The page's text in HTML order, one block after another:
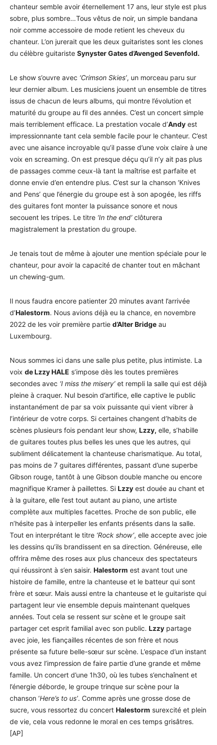
chanteur semble avoir éternellement 17 ans, leur style est plus
sobre, plus sombre…Tous vêtus de noir, un simple bandana
noir comme accessoire de mode retient les cheveux du
chanteur. L’on jurerait que les deux guitaristes sont les clones
du célèbre guitariste Synyster Gates d’Avenged Sevenfold.
Le show s’ouvre avec ‘Crimson Skies’, un morceau paru sur
leur dernier album. Les musiciens jouent un ensemble de titres
issus de chacun de leurs albums, qui montre l’évolution et
maturité du groupe au fil des années. C’est un concert simple
mais terriblement efficace. La prestation vocale d’Andy est
impressionnante tant cela semble facile pour le chanteur. C’est
avec une aisance incroyable qu’il passe d’une voix claire à une
voix en screaming. On est presque déçu qu’il n’y ait pas plus
de passages comme ceux-là tant la maîtrise est parfaite et
donne envie d’en entendre plus. C’est sur la chanson ‘Knives
and Pens’ que l’énergie du groupe est à son apogée, les riffs
des guitares font monter la puissance sonore et nous
secouent les tripes. Le titre ‘In the end’ clôturera
magistralement la prestation du groupe.
Je tenais tout de même à ajouter une mention spéciale pour le
chanteur, pour avoir la capacité de chanter tout en mâchant
un chewing-gum.
Il nous faudra encore patienter 20 minutes avant l’arrivée
d’Halestorm. Nous avions déjà eu la chance, en novembre
2022 de les voir première partie d’Alter Bridge au
Luxembourg.
Nous sommes ici dans une salle plus petite, plus intimiste. La
voix de Lzzy HALE s’impose dès les toutes premières
secondes avec ‘I miss the misery’ et rempli la salle qui est déjà
pleine à craquer. Nul besoin d’artifice, elle captive le public
instantanément de par sa voix puissante qui vient vibrer à
l’intérieur de votre corps. Si certaines changent d’habits de
scènes plusieurs fois pendant leur show, Lzzy, elle, s’habille
de guitares toutes plus belles les unes que les autres, qui
subliment délicatement la chanteuse charismatique. Au total,
pas moins de 7 guitares différentes, passant d’une superbe
Gibson rouge, tantôt à une Gibson double manche ou encore
magnifique Kramer à paillettes. Si Lzzy est douée au chant et
à la guitare, elle l’est tout autant au piano, une artiste
complète aux multiples facettes. Proche de son public, elle
n’hésite pas à interpeller les enfants présents dans la salle.
Tout en interprétant le titre ‘Rock show’, elle accepte avec joie
les dessins qu’ils brandissent en sa direction. Généreuse, elle
offrira même des roses aux plus chanceux des spectateurs
qui réussiront à s’en saisir. Halestorm est avant tout une
histoire de famille, entre la chanteuse et le batteur qui sont
frère et sœur. Mais aussi entre la chanteuse et le guitariste qui
partagent leur vie ensemble depuis maintenant quelques
années. Tout cela se ressent sur scène et le groupe sait
partager cet esprit familial avec son public. Lzzy partage
avec joie, les fiançailles récentes de son frère et nous
présente sa future belle-sœur sur scène. L’espace d’un instant
vous avez l’impression de faire partie d’une grande et même
famille. Un concert d’une 1h30, où les tubes s’enchaînent et
l’énergie déborde, le groupe trinque sur scène pour la
chanson ‘Here’s to us’. Comme après une grosse dose de
sucre, vous ressortez du concert Halestorm surexcité et plein
de vie, cela vous redonne le moral en ces temps grisâtres.
[AP]